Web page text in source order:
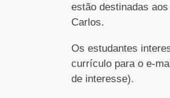
estão destinadas
Carlos.
Os estudantes
currículo para o e-
de interesse).